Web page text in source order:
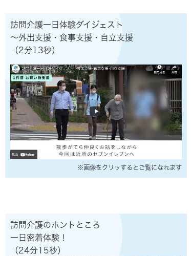
訪問介護一日体験ダイジェスト
～外出支援・食事支援・自立支援
（2分13秒）
※画像をクリッするとご覧になれます
訪問介護のホントところ
一日密着体験！
（24分15秒）